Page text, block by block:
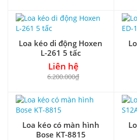
Loa kéo di động Hoxen
L-261 5 tấc
Liên hệ
6.200.000₫
Loa kéo có màn hình
Bose KT-8815